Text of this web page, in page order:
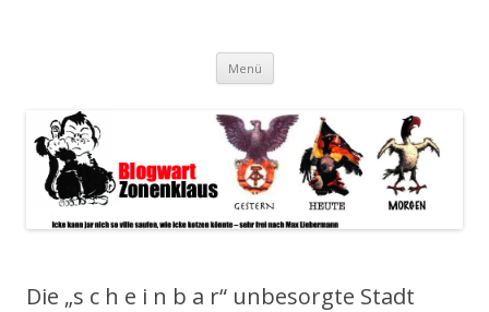
spiegeln im wesentlichen den Gesundheitszustand dieser unserer
Menü Zum
springen
Die „s c h e i n b a r“ unbesorgte Stadt